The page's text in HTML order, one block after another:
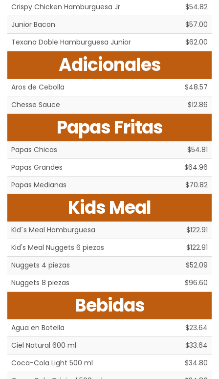
Crispy Chicken Hamburguesa Jr
$54.82
Junior Bacon
$57.00
Texana Doble Hamburguesa Junior
$62.00
Adicionales
Aros de Cebolla
$48.57
Chesse Sauce
$12.86
Papas Fritas
Papas Chicas
$54.81
Papas Grandes
$64.96
Papas Medianas
$70.82
Kids Meal
Kid´s Meal Hamburguesa
$122.91
Kid's Meal Nuggets 6 piezas
$122.91
Nuggets 4 piezas
$52.09
Nuggets 8 piezas
$96.60
Bebidas
Agua en Botella
$23.64
Ciel Natural 600 ml
$33.64
Coca-Cola Light 500 ml
$34.80